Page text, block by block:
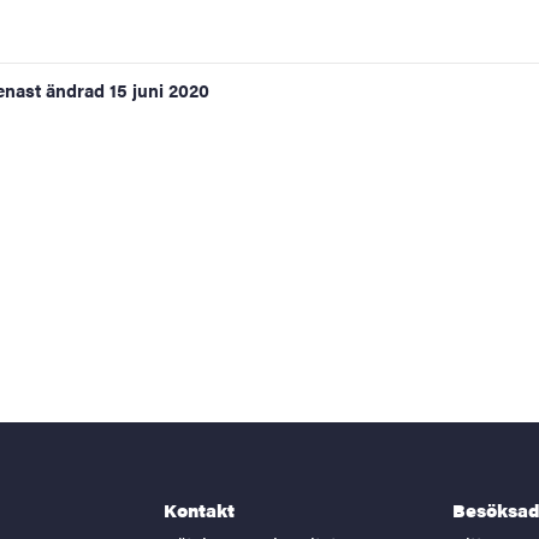
ändrad 15 juni 2020
Kontakt